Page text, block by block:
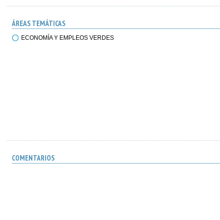
ÁREAS TEMÁTICAS
ECONOMÍA Y EMPLEOS VERDES
COMENTARIOS